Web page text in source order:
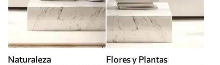
Naturaleza Flores y Plantas